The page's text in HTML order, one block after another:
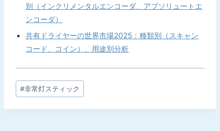
別（インクリメンタルエンコーダ、アブソリュートエ
ンコーダ）
共有ドライヤーの世界市場2025：種類別（スキャン
コード、コイン）、用途別分析
投
稿
タ
#非常灯スティック